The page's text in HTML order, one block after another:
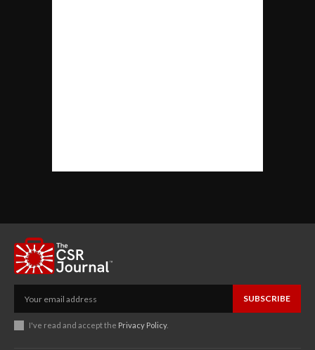
SUBSCRIBE
I've read and accept the Privacy Policy.